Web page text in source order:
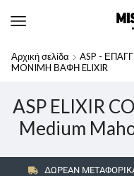
Αρχική σελίδα ASP -
MONIMH ΒΑΦΗ ELIXIR
ASP ELIXIR
Medium
ΔΩΡΕΑΝ